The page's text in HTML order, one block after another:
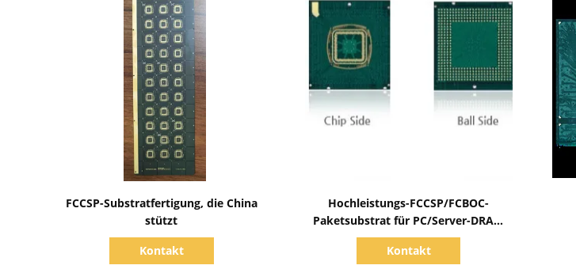
FCCSP-Substratfertigung, die China
stützt
Kontakt
Hochleistungs-FCCSP/FCBOC-
Paketsubstrat für PC/Server-DRAM
und SRAM/LPDDR
Kontakt